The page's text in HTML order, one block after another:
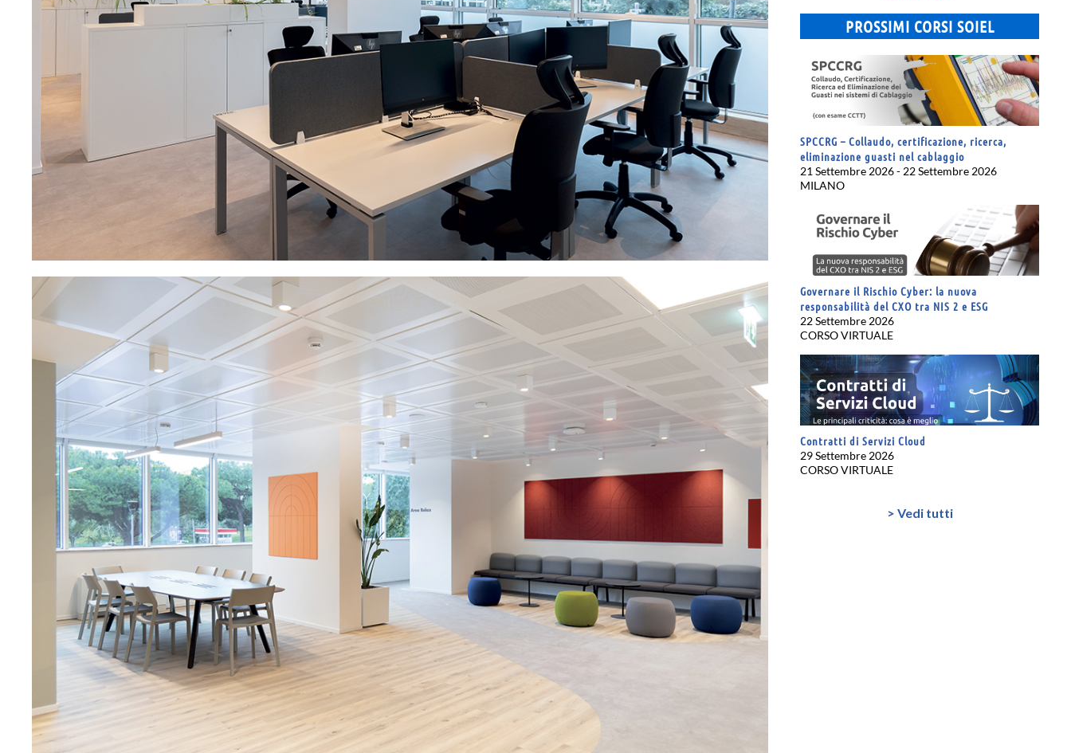
PROSSIMI CORSI SOIEL
SPCCRG – Collaudo, certificazione, ricerca,
eliminazione guasti nel cablaggio
21 Settembre 2026 - 22 Settembre 2026
MILANO
Governare il Rischio Cyber: la nuova
responsabilità del CXO tra NIS 2 e ESG
22 Settembre 2026
CORSO VIRTUALE
Contratti di Servizi Cloud
29 Settembre 2026
CORSO VIRTUALE
> Vedi tutti